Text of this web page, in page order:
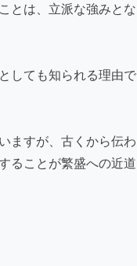
とは、立派な強みとな
しても知られる理由で
ますが、古くから伝わ
ることが繁盛への近道